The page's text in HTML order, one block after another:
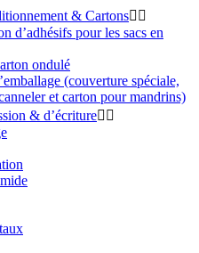
& Cartons 
d’adhésifs pour les sacs en
ondulé
(couverture spéciale,
et carton pour mandrins)
& d’écriture 